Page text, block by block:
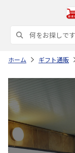
ホーム ギフト通販